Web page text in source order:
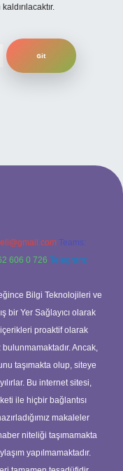
Teams:
606 0 726 Telegram:
Bilgi Teknolojileri ve
bir Yer Sağlayıcı olarak
proaktif olarak
Ancak,
taşımakta olup, siteye
Bu internet sitesi,
ile hiçbir bağlantısı
makaleler
niteliği taşımamakta
yapılmamaktadır.